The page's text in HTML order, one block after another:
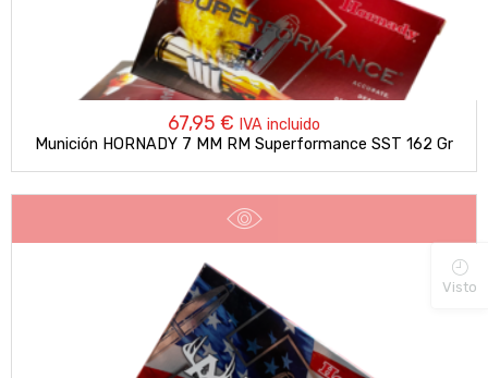
67,95 € IVA incluido
Munición HORNADY 7 MM RM Superformance SST 162 Gr
Visto